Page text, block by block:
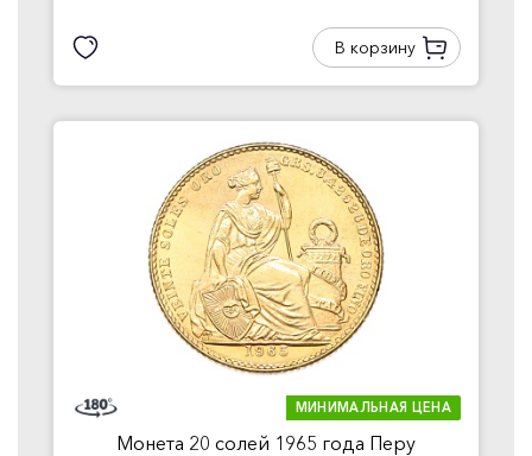
В корзину
МИНИМАЛЬНАЯ ЦЕНА
Монета 20 солей 1965 года Перу